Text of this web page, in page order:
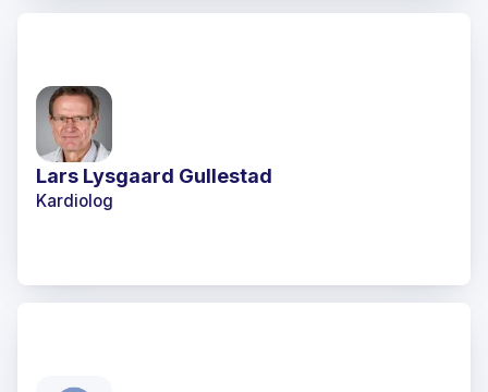
Lars Lysgaard Gullestad
Kardiolog